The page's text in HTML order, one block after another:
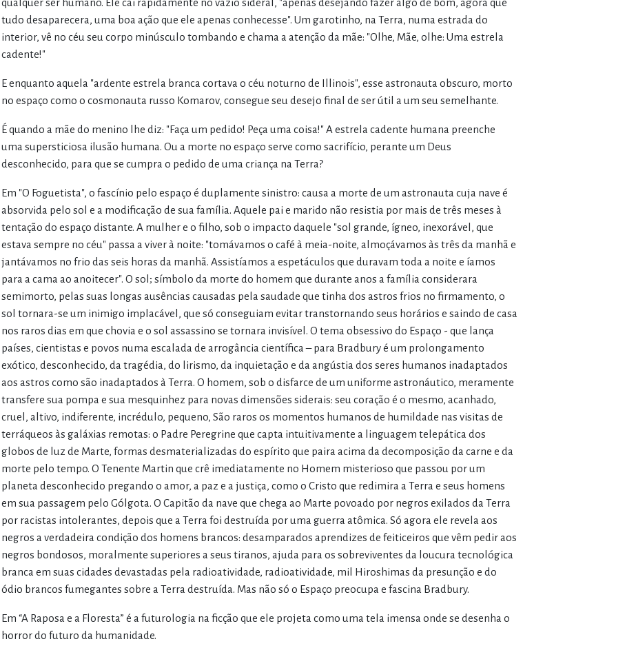
qualquer ser humano. Ele cai rapidamente no vazio sideral, "apenas desejando fazer algo de bom, agora que
tudo desaparecera, uma boa ação que ele apenas conhecesse". Um garotinho, na Terra, numa estrada do
interior, vê no céu seu corpo minúsculo tombando e chama a atenção da mãe: "Olhe, Mãe, olhe: Uma estrela
cadente!"
E enquanto aquela "ardente estrela branca cortava o céu noturno de Illinois", esse astronauta obscuro, morto
no espaço como o cosmonauta russo Komarov, consegue seu desejo final de ser útil a um seu semelhante.
É quando a mãe do menino lhe diz: "Faça um pedido! Peça uma coisa!" A estrela cadente humana preenche
uma supersticiosa ilusão humana. Ou a morte no espaço serve como sacrifício, perante um Deus
desconhecido, para que se cumpra o pedido de uma criança na Terra?
Em "O Foguetista", o fascínio pelo espaço é duplamente sinistro: causa a morte de um astronauta cuja nave é
absorvida pelo sol e a modificação de sua família. Aquele pai e marido não resistia por mais de três meses à
tentação do espaço distante. A mulher e o filho, sob o impacto daquele "sol grande, ígneo, inexorável, que
estava sempre no céu" passa a viver à noite: "tomávamos o café à meia-noite, almoçávamos às três da manhã e
jantávamos no frio das seis horas da manhã. Assistíamos a espetáculos que duravam toda a noite e íamos
para a cama ao anoitecer". O sol; símbolo da morte do homem que durante anos a família considerara
semimorto, pelas suas longas ausências causadas pela saudade que tinha dos astros frios no firmamento, o
sol tornara-se um inimigo implacável, que só conseguiam evitar transtornando seus horários e saindo de casa
nos raros dias em que chovia e o sol assassino se tornara invisível. O tema obsessivo do Espaço - que lança
países, cientistas e povos numa escalada de arrogância científica – para Bradbury é um prolongamento
exótico, desconhecido, da tragédia, do lirismo, da inquietação e da angústia dos seres humanos inadaptados
aos astros como são inadaptados à Terra. O homem, sob o disfarce de um uniforme astronáutico, meramente
transfere sua pompa e sua mesquinhez para novas dimensões siderais: seu coração é o mesmo, acanhado,
cruel, altivo, indiferente, incrédulo, pequeno, São raros os momentos humanos de humildade nas visitas de
terráqueos às galáxias remotas: o Padre Peregrine que capta intuitivamente a linguagem telepática dos
globos de luz de Marte, formas desmaterializadas do espírito que paira acima da decomposição da carne e da
morte pelo tempo. O Tenente Martin que crê imediatamente no Homem misterioso que passou por um
planeta desconhecido pregando o amor, a paz e a justiça, como o Cristo que redimira a Terra e seus homens
em sua passagem pelo Gólgota. O Capitão da nave que chega ao Marte povoado por negros exilados da Terra
por racistas intolerantes, depois que a Terra foi destruída por uma guerra atômica. Só agora ele revela aos
negros a verdadeira condição dos homens brancos: desamparados aprendizes de feiticeiros que vêm pedir aos
negros bondosos, moralmente superiores a seus tiranos, ajuda para os sobreviventes da loucura tecnológica
branca em suas cidades devastadas pela radioatividade, radioatividade, mil Hiroshimas da presunção e do
ódio brancos fumegantes sobre a Terra destruída. Mas não só o Espaço preocupa e fascina Bradbury.
Em “A Raposa e a Floresta” é a futurologia na ficção que ele projeta como uma tela imensa onde se desenha o
horror do futuro da humanidade.